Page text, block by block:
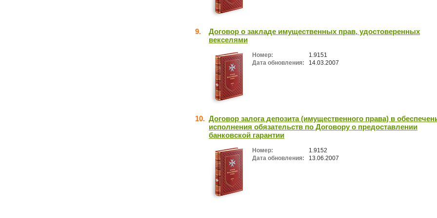
9.
Договор о закладе имущественных прав, удостоверенных
векселями
Номер:
1.9151
Дата обновления:
14.03.2007
10. Договор залога депозита (имущественного права) в
исполнения обязательств по Договору о предоставлении
банковской гарантии
Номер:
1.9152
Дата обновления:
13.06.2007